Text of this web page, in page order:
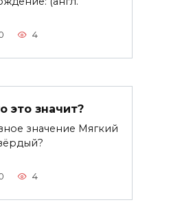
4
это значит?
значение Мягкий
4